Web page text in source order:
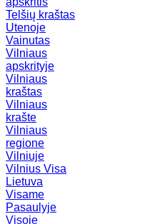
Telšių kraštas
Utenoje
Vainutas
Vilniaus
apskrityje
Vilniaus
kraštas
Vilniaus
krašte
Vilniaus
regione
Vilniuje
Vilnius Visa
Lietuva
Visame
Pasaulyje
Visoje